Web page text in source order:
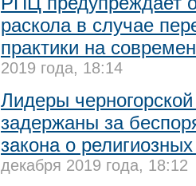
раскола в случае
практики на
2019 года, 18:14
Лидеры
задержаны за
закона о
декабря 2019 года, 18:12